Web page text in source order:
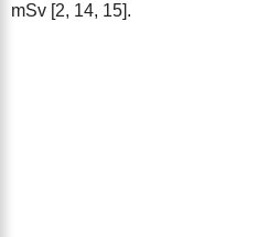
mSv [2, 14, 15].